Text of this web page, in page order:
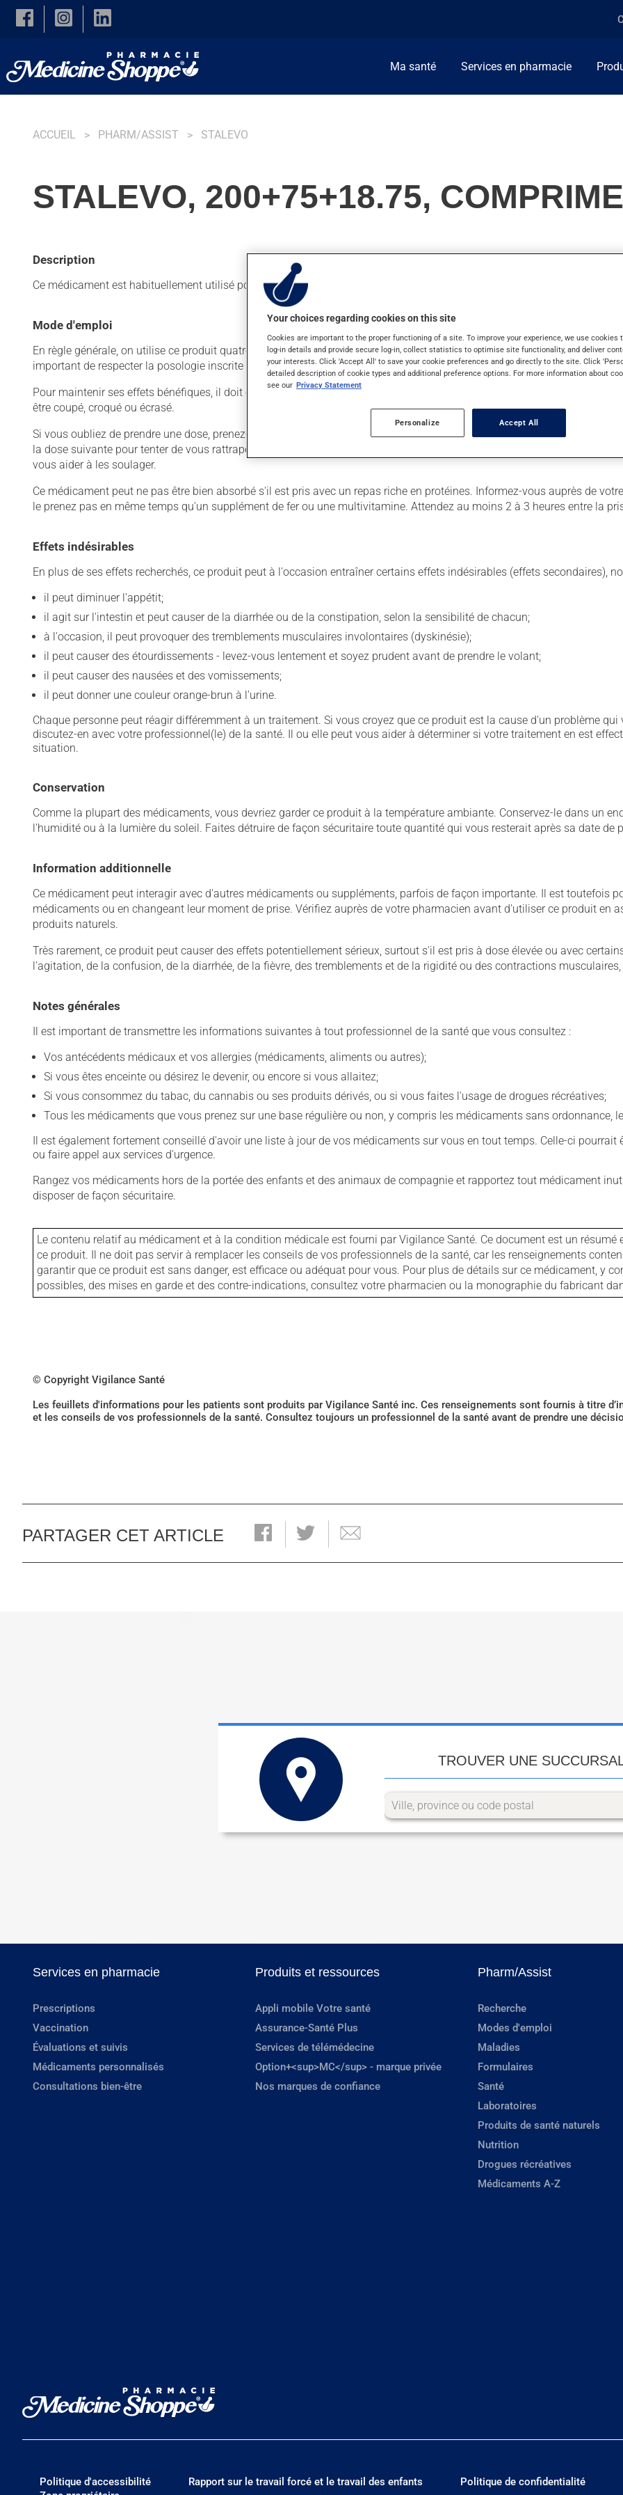
Skip to main content
Ma santé Services en pharmacie
ACCUEIL PHARM/ASSIST STALEVO
STALEVO, 200+75+18.75, COMPRIME
Description
Ce médicament est habituellement utilisé pour la maladie de Parkinson. On peut sentir son action en moins d'une heure.
Mode d'emploi
En règle générale, on utilise ce produit quatre fois par jour. Il est possible que votre pharmacien vous ait indiqué un
important de respecter la posologie inscrite sur l'étiquette. N'en utilisez pas plus, ni plus souvent qu'indiqué.
Pour maintenir ses effets bénéfiques, il doit être utilisé de façon régulière et continue. Assurez-vous de ne jamais en
être coupé, croqué ou écrasé.
Si vous oubliez de prendre une dose, prenez-la dès que vous y pensez. S'il est presque l'heure de votre dose suivante,
la dose suivante pour tenter de vous rattraper. Ce médicament peut être pris avec ou sans nourriture. Si toutefois il
vous aider à les soulager.
Ce médicament peut ne pas être bien absorbé s'il est pris avec un repas riche en protéines. Informez-vous auprès de
le prenez pas en même temps qu'un supplément de fer ou une multivitamine. Attendez au moins 2 à 3 heures entre la
Effets indésirables
En plus de ses effets recherchés, ce produit peut à l'occasion entraîner certains effets indésirables (effets secondaires),
il peut diminuer l'appétit;
il agit sur l'intestin et peut causer de la diarrhée ou de la constipation, selon la sensibilité de chacun;
à l'occasion, il peut provoquer des tremblements musculaires involontaires (dyskinésie);
il peut causer des étourdissements - levez-vous lentement et soyez prudent avant de prendre le volant;
il peut causer des nausées et des vomissements;
il peut donner une couleur orange-brun à l'urine.
Chaque personne peut réagir différemment à un traitement. Si vous croyez que ce produit est la cause d'un problème
discutez-en avec votre professionnel(le) de la santé. Il ou elle peut vous aider à déterminer si votre traitement en est
situation.
Conservation
Comme la plupart des médicaments, vous devriez garder ce produit à la température ambiante. Conservez-le dans un
l'humidité ou à la lumière du soleil. Faites détruire de façon sécuritaire toute quantité qui vous resterait après sa date de
Information additionnelle
Ce médicament peut interagir avec d'autres médicaments ou suppléments, parfois de façon importante. Il est toutefois
médicaments ou en changeant leur moment de prise. Vérifiez auprès de votre pharmacien avant d'utiliser ce produit en
produits naturels.
Très rarement, ce produit peut causer des effets potentiellement sérieux, surtout s'il est pris à dose élevée ou avec
l'agitation, de la confusion, de la diarrhée, de la fièvre, des tremblements et de la rigidité ou des contractions
Notes générales
Il est important de transmettre les informations suivantes à tout professionnel de la santé que vous consultez :
Vos antécédents médicaux et vos allergies (médicaments, aliments ou autres);
Si vous êtes enceinte ou désirez le devenir, ou encore si vous allaitez;
Si vous consommez du tabac, du cannabis ou ses produits dérivés, ou si vous faites l'usage de drogues récréatives;
Tous les médicaments que vous prenez sur une base régulière ou non, y compris les médicaments sans ordonnance,
Il est également fortement conseillé d'avoir une liste à jour de vos médicaments sur vous en tout temps. Celle-ci
ou faire appel aux services d'urgence.
Rangez vos médicaments hors de la portée des enfants et des animaux de compagnie et rapportez tout médicament
disposer de façon sécuritaire.
Le contenu relatif au médicament et à la condition médicale est fourni par Vigilance Santé. Ce document est un
ce produit. Il ne doit pas servir à remplacer les conseils de vos professionnels de la santé, car les renseignements
garantir que ce produit est sans danger, est efficace ou adéquat pour vous. Pour plus de détails sur ce médicament, y
possibles, des mises en garde et des contre-indications, consultez votre pharmacien ou la monographie du fabricant
© Copyright Vigilance Santé
Les feuillets d'informations pour les patients sont produits par Vigilance Santé inc. Ces renseignements sont fournis à titre
et les conseils de vos professionnels de la santé. Consultez toujours un professionnel de la santé avant de prendre une
PARTAGER CET ARTICLE
TROUVER UNE
Services en pharmacie
Prescriptions
Vaccination
Évaluations et suivis
Médicaments personnalisés
Consultations bien-être
Produits et ressources
Appli mobile Votre santé
Assurance-Santé Plus
Services de télémédecine
Option+<sup>MC</sup> - marque privée
Nos marques de confiance
Pharm/Assist
Recherche
Modes d'emploi
Maladies
Formulaires
Santé
Laboratoires
Produits de santé naturels
Nutrition
Drogues récréatives
Médicaments A-Z
Politique d'accessibilité Rapport sur le travail forcé et le travail des enfants
Politique de confidentialité
Your choices regarding cookies on this site
Cookies are important to the proper functioning of a site. To improve your experience, we use cookies
log-in details and provide secure log-in, collect statistics to optimise site functionality, and deliver
your interests. Click 'Accept All' to save your cookie preferences and go directly to the site. Click
detailed description of cookie types and additional preference options. For more information about
see our Privacy Statement
Personalize Accept All